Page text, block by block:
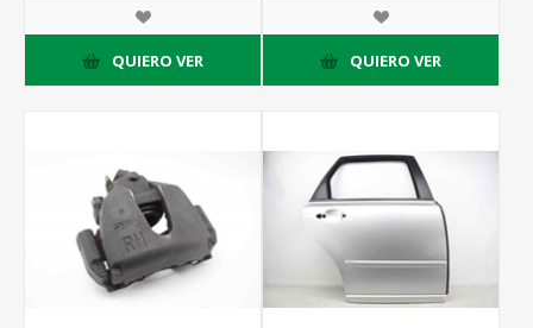
impuestos
QUIERO VER QUIERO VER
- 30%